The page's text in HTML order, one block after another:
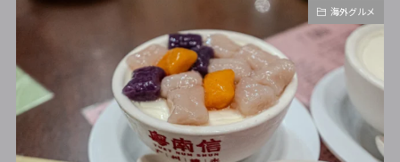
海外グルメ